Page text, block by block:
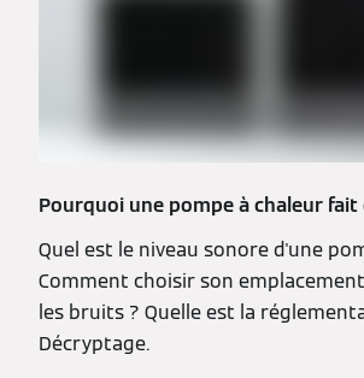
Pourquoi une pompe à chaleur
Quel est le niveau sonore d'une
Comment choisir son
les bruits ? Quelle est la
Décryptage.